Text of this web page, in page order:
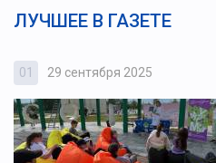
ЛУЧШЕЕ В ГАЗЕТЕ
01 29 сентября 2025